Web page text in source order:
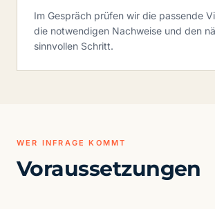
Im Gespräch prüfen wir die passende
die notwendigen Nachweise und den
sinnvollen Schritt.
WER INFRAGE KOMMT
Voraussetzungen